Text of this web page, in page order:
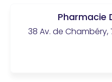
Pharmacie
38 Av. de